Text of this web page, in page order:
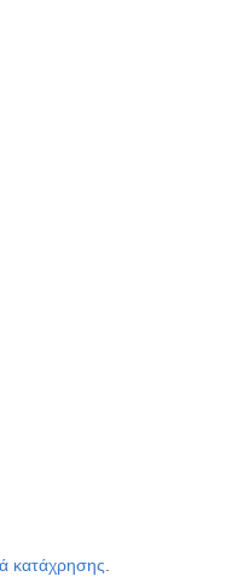
κατάχρησης